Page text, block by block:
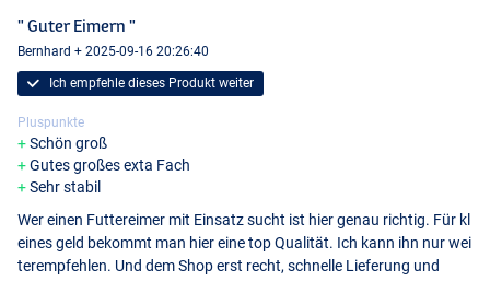
" Guter Eimern "
Bernhard + 2025-09-16 20:26:40
Ich empfehle dieses Produkt weiter
Pluspunkte
Schön groß
Gutes großes exta Fach
Sehr stabil
Wer einen Futtereimer mit Einsatz sucht ist hier genau richtig. Für kl
eines geld bekommt man hier eine top Qualität. Ich kann ihn nur wei
terempfehlen. Und dem Shop erst recht, schnelle Lieferung und